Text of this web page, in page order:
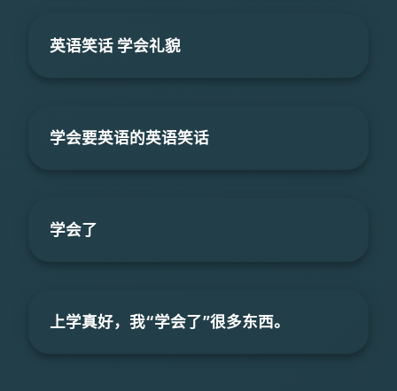
英语笑话 学会礼貌
学会要英语的英语笑话
学会了
上学真好，我“学会了”很多东西。